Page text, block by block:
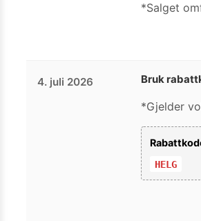
*Salget
4. juli 2026 Bruk
*Gjelder
HELG